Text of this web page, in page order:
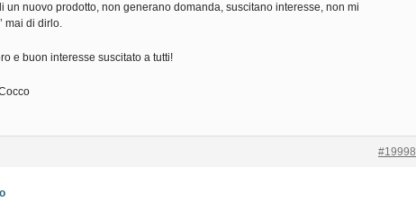
un nuovo prodotto, non generano domanda, suscitano interesse, non mi
mai di dirlo.
e buon interesse suscitato a tutti!
#19998